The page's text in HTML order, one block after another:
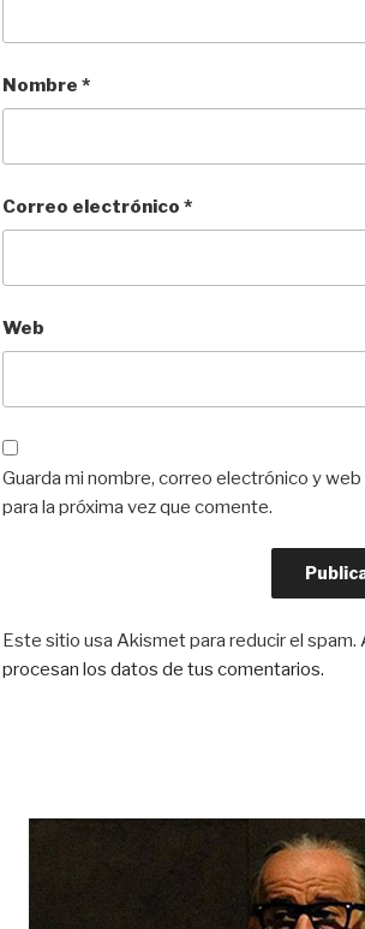
Nombre *
Correo electrónico *
Web
Guarda mi nombre, correo electrónico y
para la próxima vez que comente.
Este sitio usa Akismet para reducir el spam.
procesan los datos de tus comentarios.